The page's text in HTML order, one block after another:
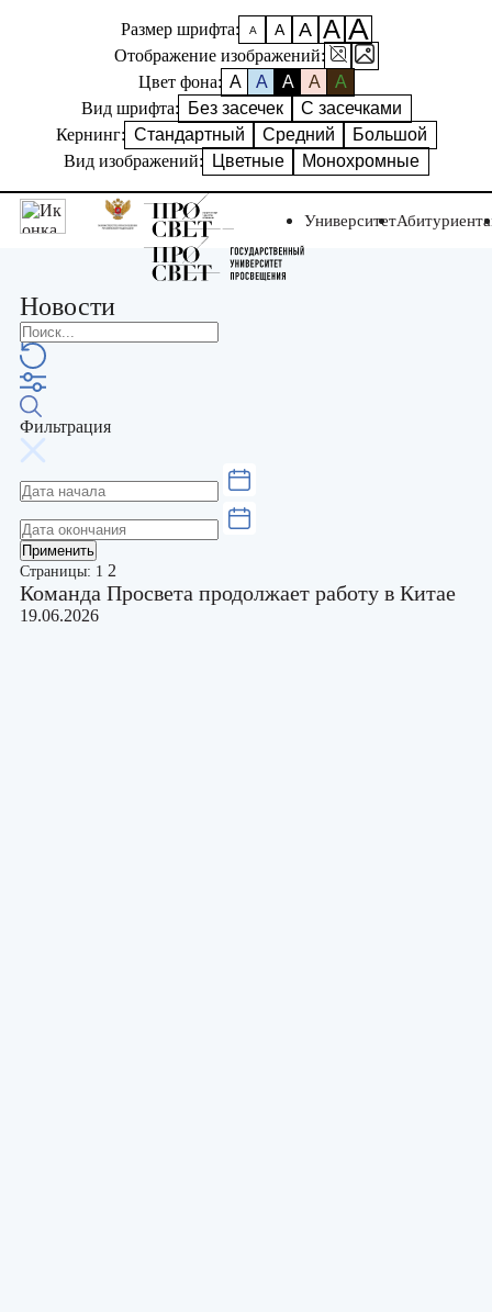
Размер шрифта: А А А А А
Отображение изображений:
Цвет фона: A A A A
A
Вид шрифта:
Без засечек
С засечками
Кернинг: Стандартный Средний
Большой
Вид изображений:
Цветные Монохромные
Университет
Новости
Фильтрация
Применить
Страницы: 1 2
Команда Просвета продолжает работу в Китае
19.06.2026